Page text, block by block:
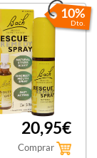
10%
Dto.
20,95€
Comprar